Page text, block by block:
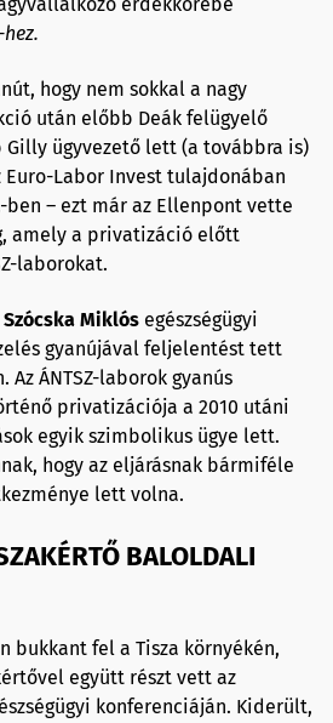
hez.
hogy nem sokkal a nagy
után előbb Deák felügyelő
Gilly ügyvezető lett (a továbbra is)
Labor Invest tulajdonában
– ezt már az Ellenpont vette
amely a privatizáció előtt
laborokat.
Szócska Miklós egészségügyi
gyanújával feljelentést tett
ÁNTSZ-laborok gyanús
privatizációja a 2010 utáni
egyik szimbolikus ügye lett.
hogy az eljárásnak bármiféle
lett volna.
BALOLDALI
bukkant fel a Tisza környékén,
együtt részt vett az
konferenciáján. Kiderült,